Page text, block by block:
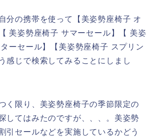
分の携帯を使って【美姿勢座椅子 オ
美姿勢座椅子 サマーセール】【 美姿
ーセール】【美姿勢座椅子 スプリン
感じで検索してみることにしまし
く限り、美姿勢座椅子の季節限定の
してはみたのですが、、、。美姿勢
引セールなどを実施しているかどう